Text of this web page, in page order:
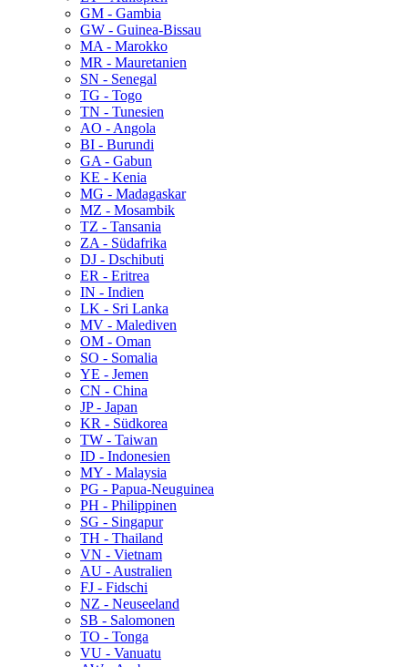
GM - Gambia
GW - Guinea-Bissau
MA - Marokko
MR - Mauretanien
SN - Senegal
TG - Togo
TN - Tunesien
AO - Angola
BI - Burundi
GA - Gabun
KE - Kenia
MG - Madagaskar
MZ - Mosambik
TZ - Tansania
ZA - Südafrika
DJ - Dschibuti
ER - Eritrea
IN - Indien
LK - Sri Lanka
MV - Malediven
OM - Oman
SO - Somalia
YE - Jemen
CN - China
JP - Japan
KR - Südkorea
TW - Taiwan
ID - Indonesien
MY - Malaysia
PG - Papua-Neuguinea
PH - Philippinen
SG - Singapur
TH - Thailand
VN - Vietnam
AU - Australien
FJ - Fidschi
NZ - Neuseeland
SB - Salomonen
TO - Tonga
VU - Vanuatu